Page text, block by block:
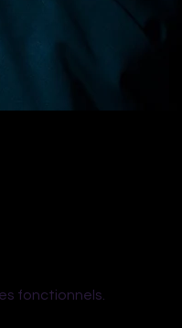
fonctionnels.